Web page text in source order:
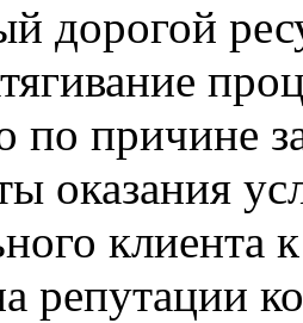
дорогой
по причине
оказания
клиента
репутации